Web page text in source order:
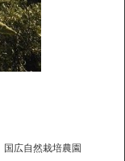
広自然栽培農園